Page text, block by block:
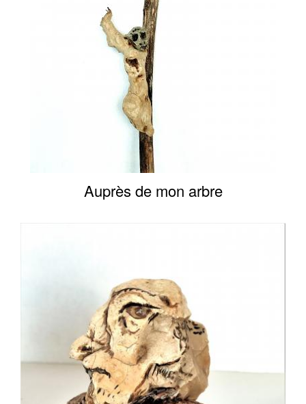
Auprès de mon arbre